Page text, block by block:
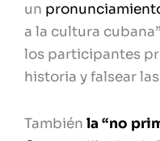
un
a la cultura
los participantes
historia y falsear
También la “no